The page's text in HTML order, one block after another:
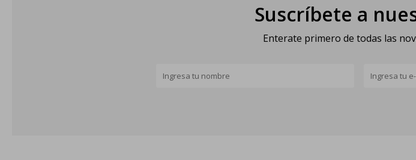
Suscríbete a
Enterate primero de todas las